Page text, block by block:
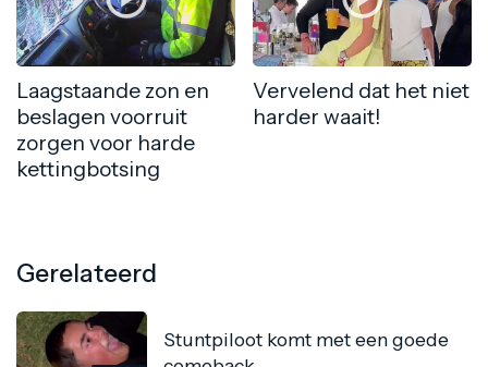
Laagstaande zon en
beslagen voorruit
zorgen voor harde
kettingbotsing
Vervelend dat het niet
harder waait!
Gerelateerd
Stuntpiloot komt met een goede